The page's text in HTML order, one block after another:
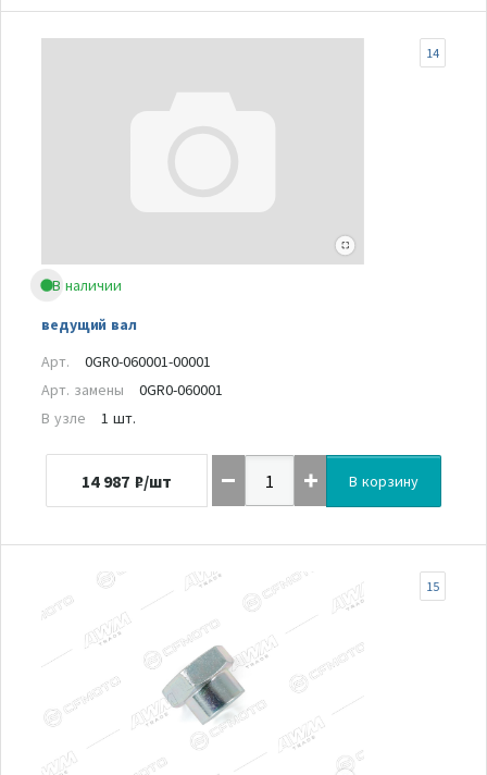
В наличии
ведущий вал
14
Арт.
0GR0-060001-00001
Арт. замены
0GR0-060001
В узле
1 шт.
14 987 ₽/шт В корзину
15